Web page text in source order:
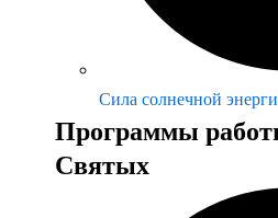
Сила солнечной
Программы
Святых